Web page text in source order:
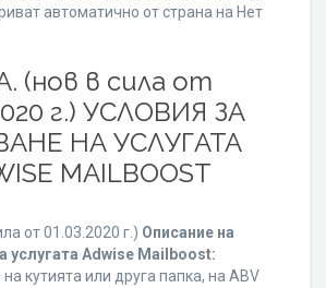
автоматично от страна на Нет
(нов в сила от
г.) УСЛОВИЯ ЗА
НА УСЛУГАТА
MAILBOOST
от 01.03.2020 г.) Описание на
услугата Adwise Mailboost:
кутията или друга папка, на ABV